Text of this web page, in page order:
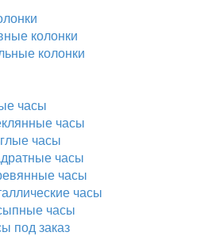
колонки
колонки
часы
часы
часы
часы
часы
часы
часы
под заказ